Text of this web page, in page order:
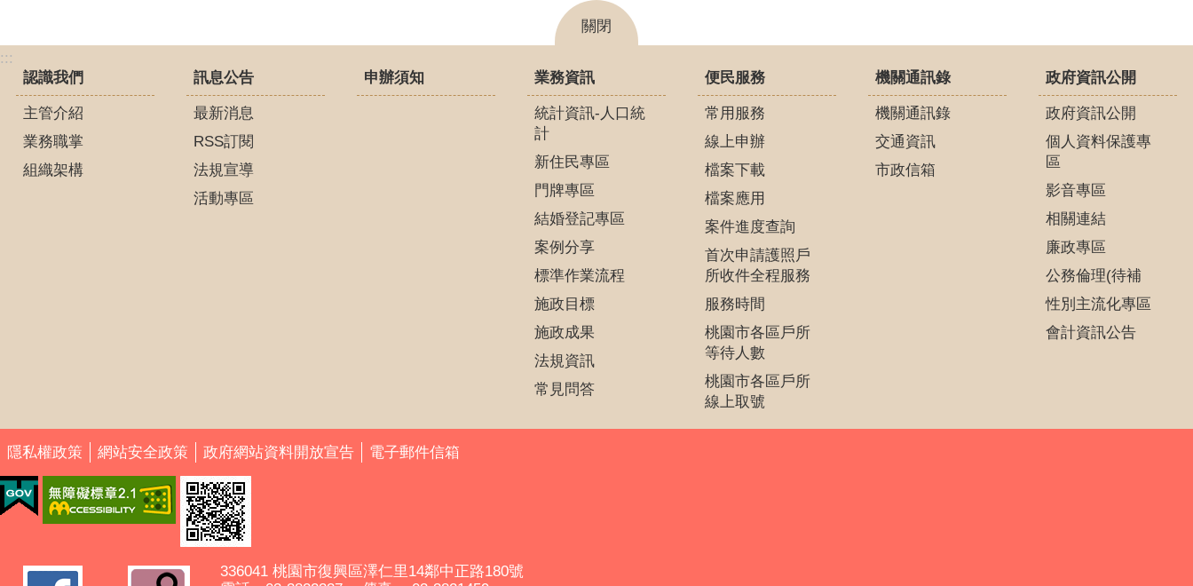
關閉
:::
認識我們
主管介紹
業務職掌
組織架構
訊息公告
最新消息
RSS訂閱
法規宣導
活動專區
申辦須知 業務資訊
統計資訊-人口統
計
新住民專區
門牌專區
結婚登記專區
案例分享
標準作業流程
施政目標
施政成果
法規資訊
常見問答
便民服務
常用服務
線上申辦
檔案下載
檔案應用
案件進度查詢
首次申請護照戶
所收件全程服務
服務時間
桃園市各區戶所
等待人數
桃園市各區戶所
線上取號
機關通訊錄
機關通訊錄
交通資訊
市政信箱
政府資訊公開
政府資訊公開
個人資料保護專
區
影音專區
相關連結
廉政專區
公務倫理(待補
性別主流化專區
會計資訊公告
隱私權政策 網站安全政策 政府網站資料開放宣告 電子郵件信箱
336041 桃園市復興區澤仁里14鄰中正路180號